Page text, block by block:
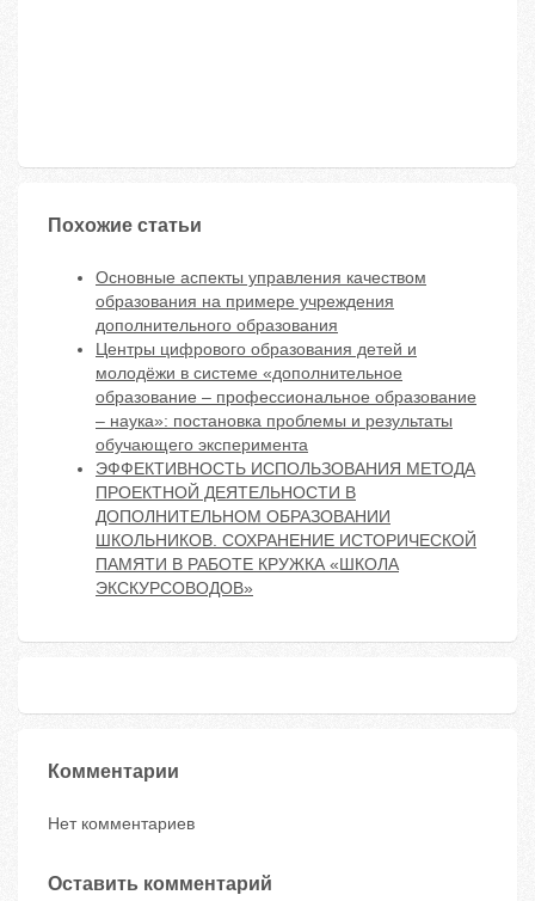
Похожие статьи
Основные аспекты управления качеством
образования на примере учреждения
дополнительного образования
Центры цифрового образования детей и
молодёжи в системе «дополнительное
образование – профессиональное образование
– наука»: постановка проблемы и результаты
обучающего эксперимента
ЭФФЕКТИВНОСТЬ ИСПОЛЬЗОВАНИЯ МЕТОДА
ПРОЕКТНОЙ ДЕЯТЕЛЬНОСТИ В
ДОПОЛНИТЕЛЬНОМ ОБРАЗОВАНИИ
ШКОЛЬНИКОВ. СОХРАНЕНИЕ ИСТОРИЧЕСКОЙ
ПАМЯТИ В РАБОТЕ КРУЖКА «ШКОЛА
ЭКСКУРСОВОДОВ»
Комментарии
Нет комментариев
Оставить комментарий